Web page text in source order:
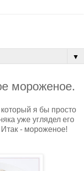
▼
мороженое.
я бы просто
уже углядел его
Итак - мороженое!